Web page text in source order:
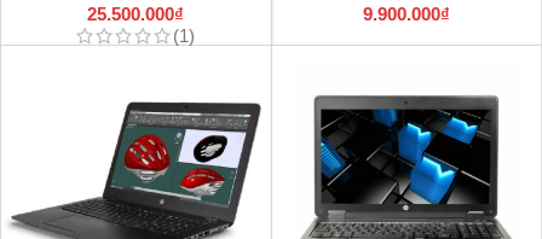
25.500.000₫
(1)
9.900.000₫